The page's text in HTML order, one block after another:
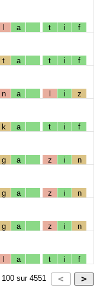
l a t i f
t a t i f
n a l i z
k a t i f
g a z i n
g a z i n
g a z i n
l a t i f
100 sur 4551